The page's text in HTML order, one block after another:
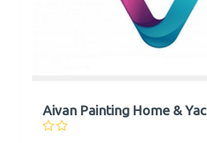
Aivan Painting Home &